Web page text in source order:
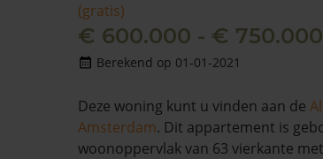
(gratis)
€ 600.000 - € 750.000
Berekend op 01-01-2021
Deze woning kunt u vinden aan de
Amsterdam. Dit appartement is
woonoppervlak van 63 vierkante